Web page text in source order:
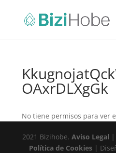
OAxrDLXgGk
No tiene permisos para ver
2021 Bizihobe. Aviso Legal |
Política de Cookies|